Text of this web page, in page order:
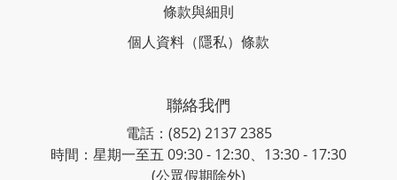
條款與細則
個人資料（隱私）條款
聯絡我們
電話：(852) 2137 2385
時間：星期一至五 09:30 - 12:30、13:30 - 17:30
(公眾假期除外)